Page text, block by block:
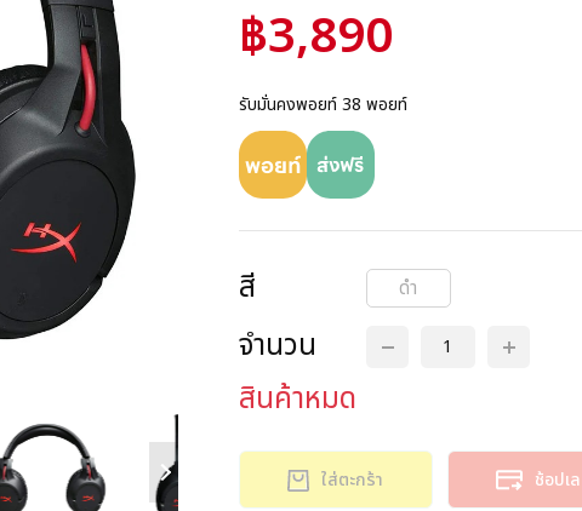
฿3,890
รับมั่นคงพอยท์ 38 พอยท์
สี ดำ
จำนวน
สินค้าหมด
ใส่ตะกร้า ช้อปเ